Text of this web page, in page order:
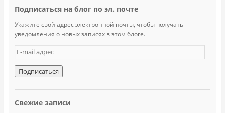
Подписаться на блог по эл. почте
Укажите свой адрес электронной почты, чтобы получать
уведомления о новых записях в этом блоге.
E
-
m
a
i
а
Свежие записи